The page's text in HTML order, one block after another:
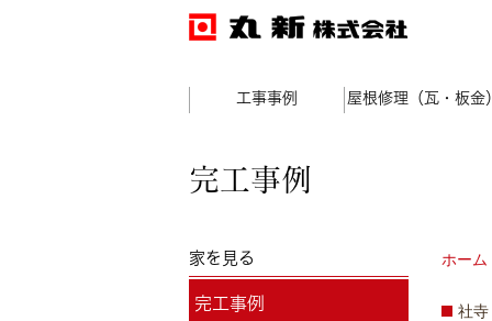
工事事例 屋根修理（瓦・板金
完工事例
ホーム
社寺
家を見る
完工事例